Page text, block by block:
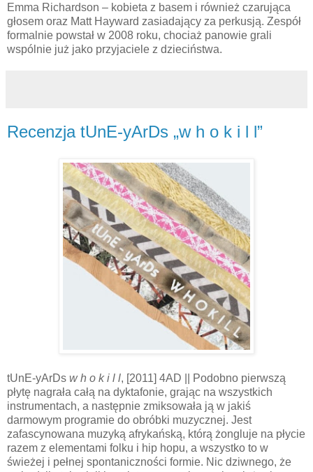
Emma Richardson – kobieta z basem i również czarująca
głosem oraz Matt Hayward zasiadający za perkusją. Zespół
formalnie powstał w 2008 roku, chociaż panowie grali
wspólnie już jako przyjaciele z dzieciństwa.
Recenzja tUnE-yArDs „w h o k i l l”
tUnE-yArDs w h o k i l l, [2011] 4AD || Podobno pierwszą
płytę nagrała całą na dyktafonie, grając na wszystkich
instrumentach, a następnie zmiksowała ją w jakiś
darmowym programie do obróbki muzycznej. Jest
zafascynowana muzyką afrykańską, którą żongluje na płycie
razem z elementami folku i hip hopu, a wszystko to w
świeżej i pełnej spontaniczności formie. Nic dziwnego, że